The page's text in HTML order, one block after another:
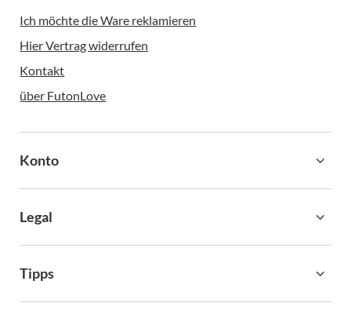
Ich möchte die Ware reklamieren
Hier Vertrag widerrufen
Kontakt
über FutonLove
Konto
Legal
Tipps